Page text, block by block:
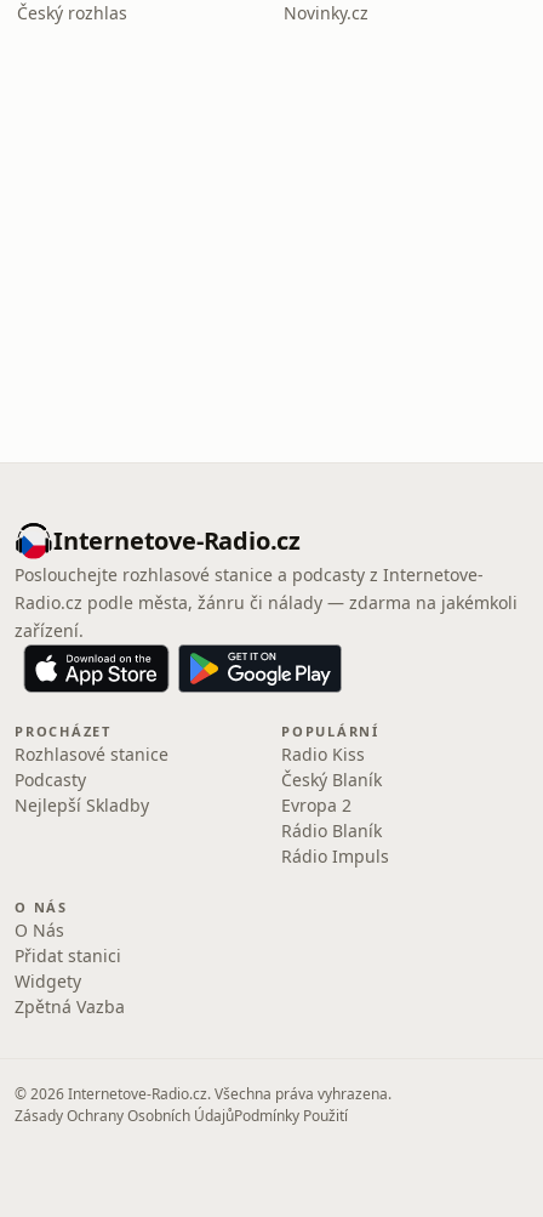
Český rozhlas Novinky.cz
Internetove-Radio.cz
Poslouchejte rozhlasové stanice a podcasty z Internetove-
Radio.cz podle města, žánru či nálady — zdarma na jakémkoli
zařízení.
PROCHÁZET
Rozhlasové stanice
Podcasty
Nejlepší Skladby
POPULÁRNÍ
Radio Kiss
Český Blaník
Evropa 2
Rádio Blaník
Rádio Impuls
O NÁS
O Nás
Přidat stanici
Widgety
Zpětná Vazba
© 2026 Internetove-Radio.cz. Všechna práva vyhrazena.
Zásady Ochrany Osobních ÚdajůPodmínky Použití